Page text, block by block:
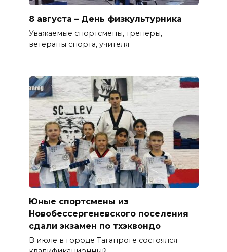
8 августа – День физкультурника
Уважаемые спортсмены, тренеры,
ветераны спорта, учителя
Юные спортсмены из
Новобессергеневского поселения
сдали экзамен по тхэквондо
В июле в городе Таганроге состоялся